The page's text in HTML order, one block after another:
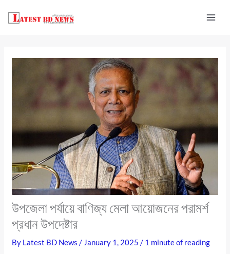
উপজেলা পর্যায়ে বাণিজ্য মেলা আয়োজনের পরামর্শ
প্রধান উপদেষ্টার
By Latest BD News/ January 1, 2025/ 1 minute of reading